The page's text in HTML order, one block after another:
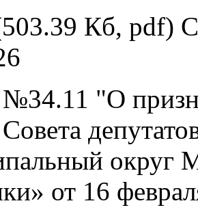
Кб, pdf)
"О
округ
от 16